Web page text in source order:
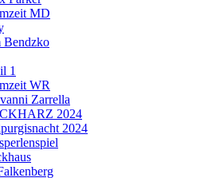
MD
Bendzko
1
WR
Zarrella
2024
2024